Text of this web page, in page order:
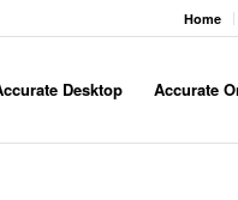
Home
Desktop Accurate